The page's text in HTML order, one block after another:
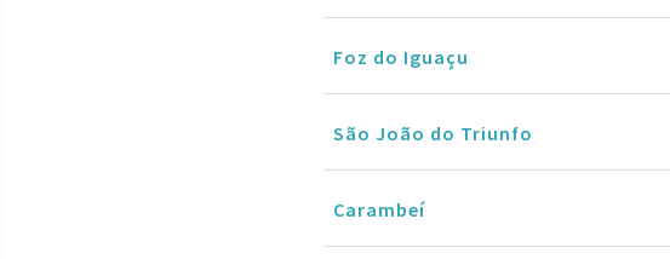
Foz do Iguaçu
São João do Triunfo
Carambeí